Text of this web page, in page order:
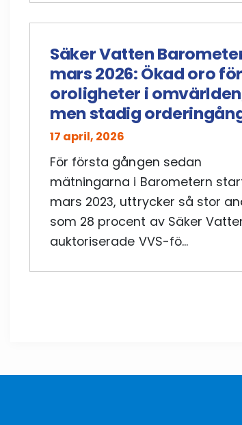
17 april, 2026
Säker Vatten
mars 2026: Ökad oro för
oroligheter i
men stadig
För första gången sedan
mätningarna i Barometern
mars 2023, uttrycker så stor
som 28 procent av Säker
auktoriserade VVS-fö...